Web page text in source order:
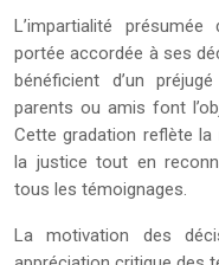
L’impartialité
portée accordée à ses
bénéficient d’un
parents ou amis font
Cette gradation reflète la
la justice tout en
tous les témoignages.
La motivation des